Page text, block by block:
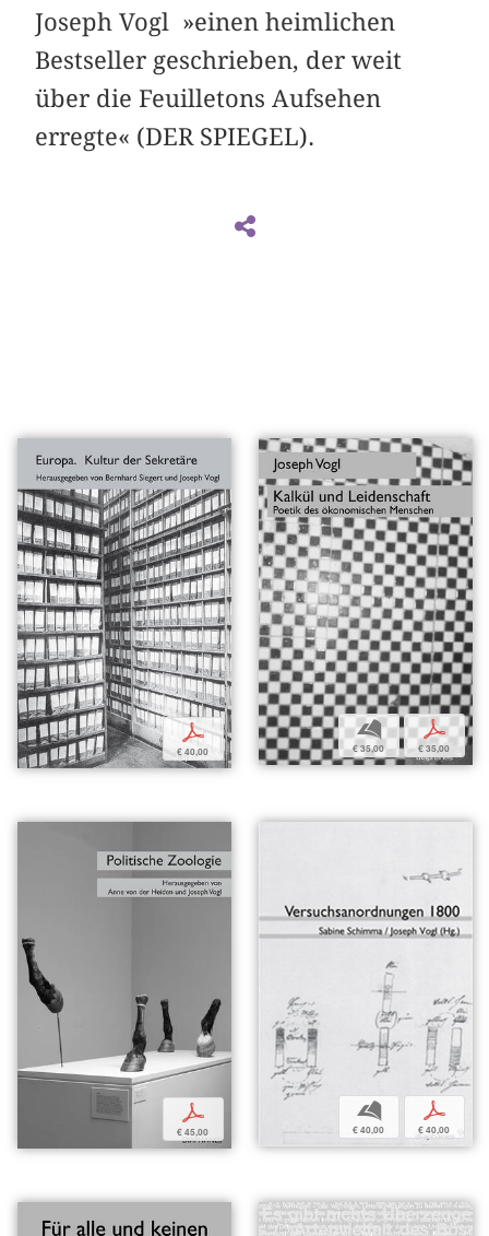
Joseph Vogl »einen heimlichen
Bestseller geschrieben, der weit
über die Feuilletons Aufsehen
erregte« (DER SPIEGEL).
p
€ 40,00
b
€ 35,00
p
€ 35,00
p
€ 45,00
b
€ 40,00
p
€ 40,00